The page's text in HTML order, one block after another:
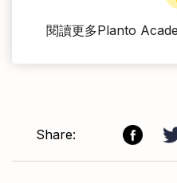
閱讀更多Planto
Share: